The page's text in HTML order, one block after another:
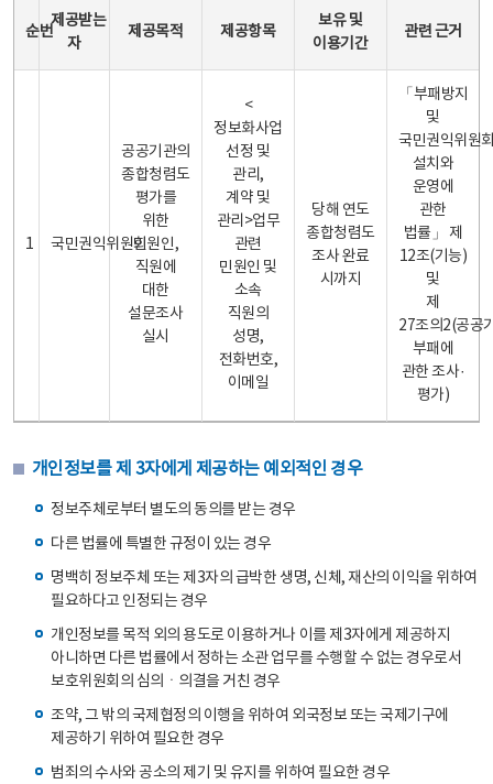
순번
제공받는
자
제공목적 제공항목
보유 및
이용기간
관련 근거
1 국민권익위원회
공공기관의
종합청렴도
평가를
위한
민원인,
직원에
대한
설문조사
실시
<
정보화사업
선정 및
관리,
계약 및
관리>업무
관련
민원인 및
소속
직원의
성명,
전화번호,
이메일
당해 연도
종합청렴도
조사 완료
시까지
「부패방지
및
국민권익위원
설치와
운영에
관한
법률」 제
12조(기능)
및
제
27조의2(공공
부패에
관한 조사·
평가)
개인정보를 제 3자에게 제공하는 예외적인 경우
정보주체로부터 별도의 동의를 받는 경우
다른 법률에 특별한 규정이 있는 경우
명백히 정보주체 또는 제3자의 급박한 생명, 신체, 재산의 이익을 위하여
필요하다고 인정되는 경우
개인정보를 목적 외의 용도로 이용하거나 이를 제3자에게 제공하지
아니하면 다른 법률에서 정하는 소관 업무를 수행할 수 없는 경우로서
보호위원회의 심의ㆍ의결을 거친 경우
조약, 그 밖의 국제협정의 이행을 위하여 외국정보 또는 국제기구에
제공하기 위하여 필요한 경우
범죄의 수사와 공소의 제기 및 유지를 위하여 필요한 경우